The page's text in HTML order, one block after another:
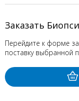
Заказать
Перейдите к форме
поставку выбранной